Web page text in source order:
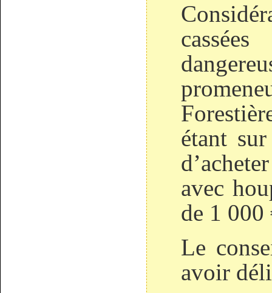
étant
avec
de 1 000
Le
avoir